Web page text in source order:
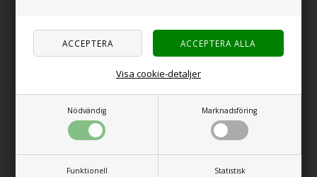
Nödvändig Marknadsföring
Funktionell Statistisk
Visa cookie-detaljer
takluckor för husvagnar och husbilar. Det tyska företaget har
specialiserat sig på att utveckla ventilationslösningar som kombinerar
kvalitet med smart design. Alla takluckor är utrustade med inbyggd